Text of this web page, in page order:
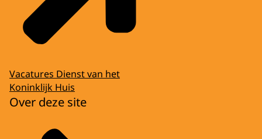
Vacatures Dienst van het
Koninklijk Huis
Over deze site